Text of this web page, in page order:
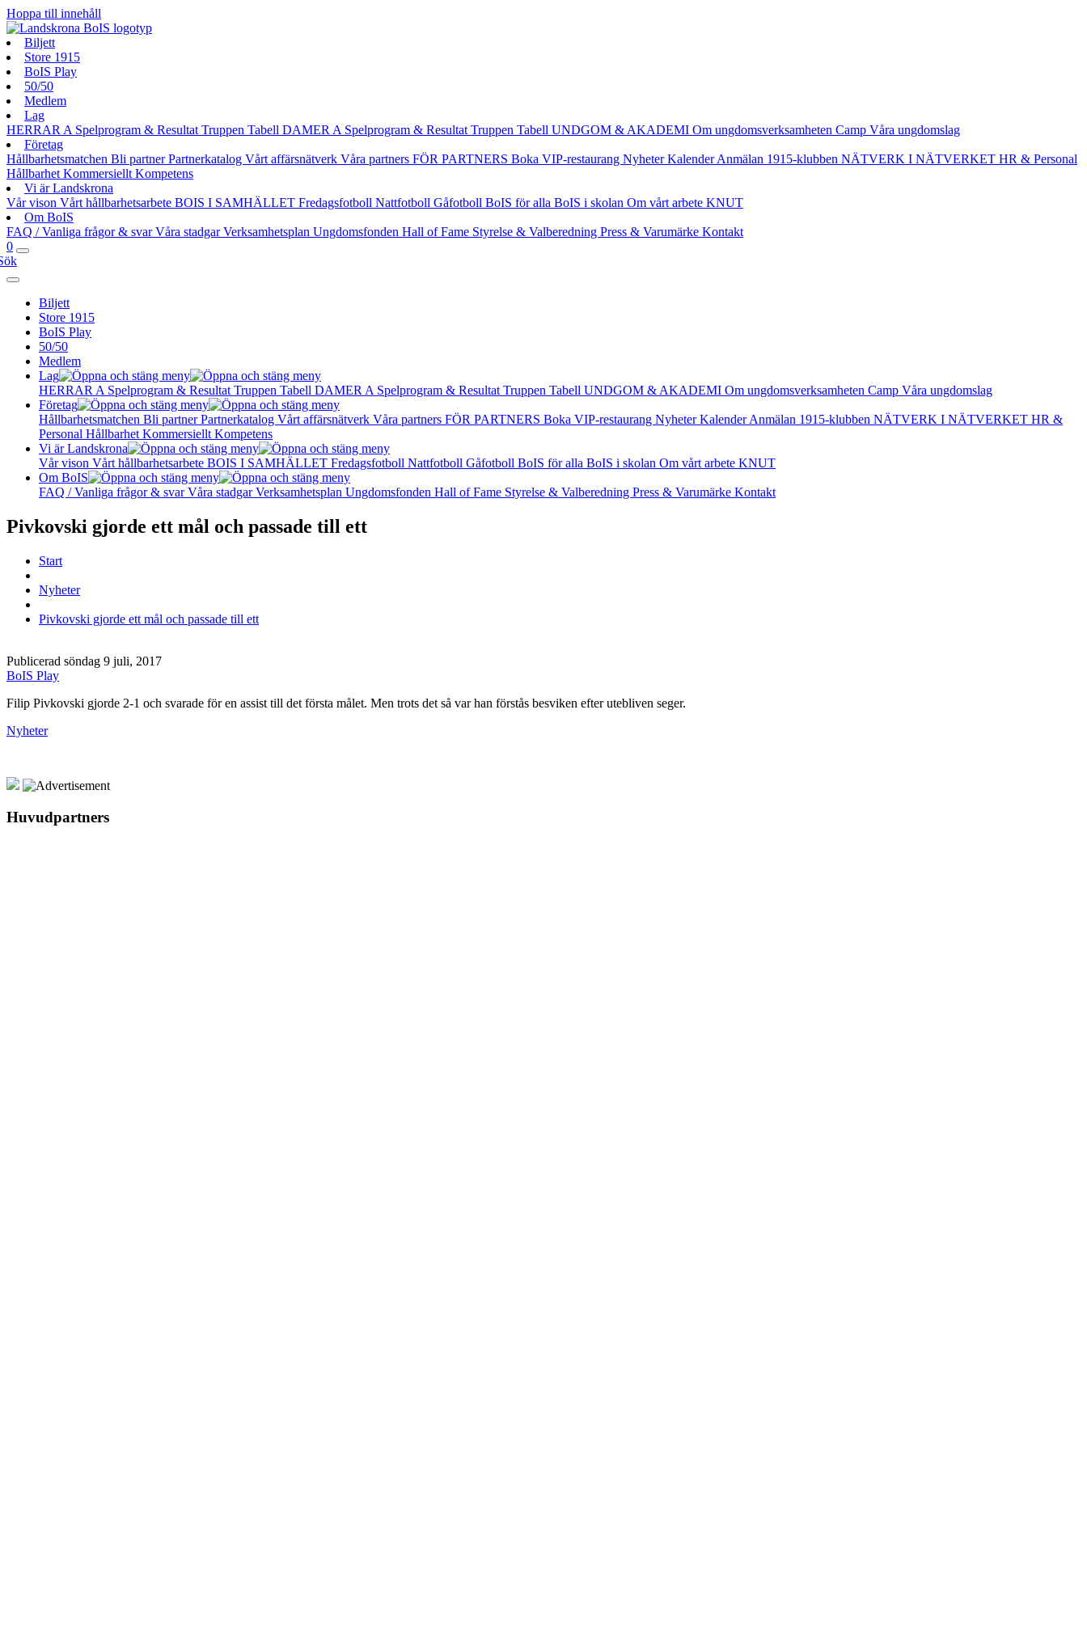
Hoppa till innehåll
Biljett
Store 1915
BoIS Play
50/50
Medlem
Lag
HERRAR A Spelprogram & Resultat Truppen Tabell DAMER A Spelprogram & Resultat Truppen Tabell UNDGOM & AKADEMI Om ungdomsverksamheten Camp Våra ungdomslag
Företag
Hållbarhetsmatchen Bli partnerPartnerkatalog Vårt affärsnätverk Våra partners FÖR PARTNERS Boka VIP-restaurang NyheterKalenderAnmälan 1915-klubben NÄTVERK I NÄTVERKET HR & Personal
Hållbarhet Kommersiellt Kompetens
Vi är Landskrona
Vår vison Vårt hållbarhetsarbete BOIS I SAMHÄLLET Fredagsfotboll Nattfotboll Gåfotboll BoIS för alla BoIS i skolan Om vårt arbete KNUT
Om BoIS
FAQ / Vanliga frågor & svarVåra stadgarVerksamhetsplan Ungdomsfonden Hall of Fame Styrelse & Valberedning Press & Varumärke Kontakt
0
Biljett
Store 1915
BoIS Play
50/50
Medlem
Lag
HERRAR A Spelprogram & Resultat Truppen Tabell DAMER A Spelprogram & Resultat Truppen Tabell UNDGOM & AKADEMI Om ungdomsverksamheten Camp Våra ungdomslag
Företag
Hållbarhetsmatchen Bli partnerPartnerkatalog Vårt affärsnätverk Våra partners FÖR PARTNERS Boka VIP-restaurang NyheterKalenderAnmälan 1915-klubben NÄTVERK I NÄTVERKET HR &
Personal Hållbarhet Kommersiellt Kompetens
Vi är Landskrona
Vår vison Vårt hållbarhetsarbete BOIS I SAMHÄLLET Fredagsfotboll Nattfotboll Gåfotboll BoIS för alla BoIS i skolan Om vårt arbete KNUT
Om BoIS
FAQ / Vanliga frågor & svarVåra stadgarVerksamhetsplan Ungdomsfonden Hall of Fame Styrelse & Valberedning Press & Varumärke Kontakt
Pivkovski gjorde ett mål och passade till ett
Start
Nyheter
Pivkovski gjorde ett mål och passade till ett
Publicerad söndag 9 juli, 2017
BoIS Play
Filip Pivkovski gjorde 2-1 och svarade för en assist till det första målet. Men trots det så var han förstås besviken efter utebliven seger.
Nyheter
Huvudpartners